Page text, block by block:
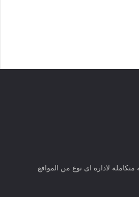
متكاملة لادارة اى نوع من المواقع